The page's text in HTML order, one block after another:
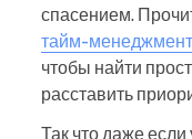
спасением.
тайм-
чтобы найти
расставить
Так что даже если